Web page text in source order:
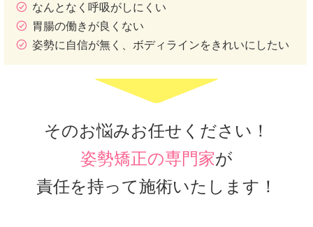
なんとなく呼吸がしにくい
胃腸の働きが良くない
姿勢に自信が無く、ボディラインをきれいにしたい
そのお悩みお任せください！
姿勢矯正の専門家が
責任を持って施術いたします！